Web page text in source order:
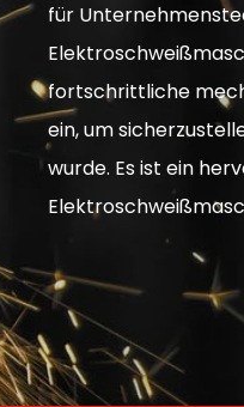
für
fortschrittliche
ein, um
wurde. Es ist ein